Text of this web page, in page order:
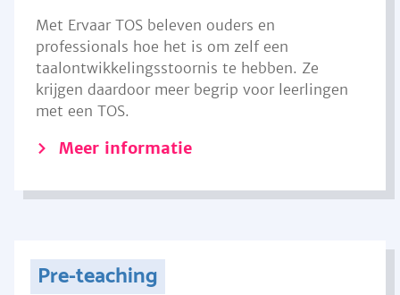
Met Ervaar TOS beleven ouders en
professionals hoe het is om zelf een
taalontwikkelingsstoornis te hebben. Ze
krijgen daardoor meer begrip voor leerlingen
met een TOS.
Meer informatie
Pre-teaching